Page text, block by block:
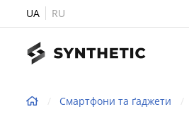
UA RU
Смартфони та ґаджети